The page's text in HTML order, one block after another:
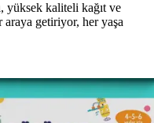
yüksek kaliteli kağıt ve
getiriyor, her yaşa